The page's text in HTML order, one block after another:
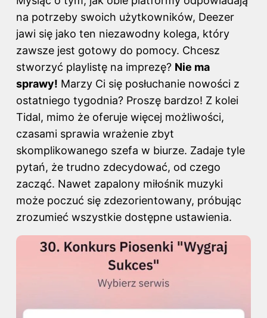
na potrzeby swoich użytkowników, Deezer
jawi się jako ten niezawodny kolega, który
zawsze jest gotowy do pomocy. Chcesz
stworzyć playlistę na imprezę? Nie ma
sprawy! Marzy Ci się posłuchanie nowości z
ostatniego tygodnia? Proszę bardzo! Z kolei
Tidal, mimo że oferuje więcej możliwości,
czasami sprawia wrażenie zbyt
skomplikowanego szefa w biurze. Zadaje tyle
pytań, że trudno zdecydować, od czego
zacząć. Nawet zapalony miłośnik muzyki
może poczuć się zdezorientowany, próbując
zrozumieć wszystkie dostępne ustawienia.